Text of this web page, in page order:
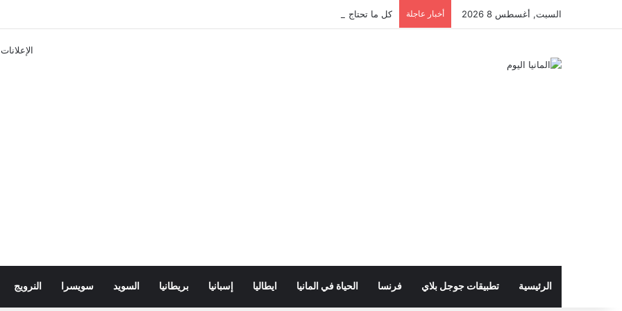
السبت, أغسطس 8 2026 أخبار عاجلة كل ما تحتاج معرفته عن تذاكر ووسائل النقل في باريس 2025
الإعلانات
الرئيسية تطبيقات جوجل بلاي فرنسا الحياة في المانيا ايطاليا إسبانيا بريطانيا السويد سويسرا النرويج